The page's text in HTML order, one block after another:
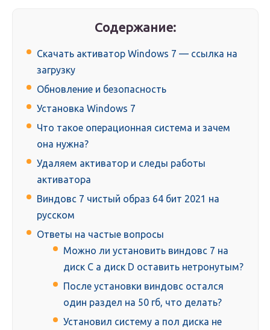
Содержание:
Скачать активатор Windows 7 — ссылка на
загрузку
Обновление и безопасность
Установка Windows 7
Что такое операционная система и зачем
она нужна?
Удаляем активатор и следы работы
активатора
Виндовс 7 чистый образ 64 бит 2021 на
русском
Ответы на частые вопросы
Можно ли установить виндовс 7 на
диск C а диск D оставить нетронутым?
После установки виндовс остался
один раздел на 50 гб, что делать?
Установил систему а пол диска не